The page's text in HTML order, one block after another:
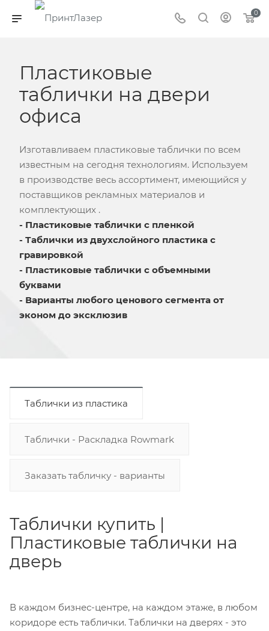
0
Пластиковые
таблички на двери
офиса
Изготавливаем пластиковые таблички по всем
известным на сегодня технологиям. Используем
в производстве весь ассортимент, имеющийся у
поставщиков рекламных материалов и
комплектующих .
- Пластиковые таблички с пленкой
- Таблички из двухслойного пластика с
гравировкой
- Пластиковые таблички с объемными
буквами
- Варианты любого ценового сегмента от
эконом до эксклюзив
Таблички из пластика
Таблички - Раскладка Rowmark
Заказать табличку - варианты
Таблички купить |
Пластиковые таблички на
дверь
В каждом бизнес-центре, на каждом этаже, в любом
коридоре есть таблички. Таблички на дверях - это